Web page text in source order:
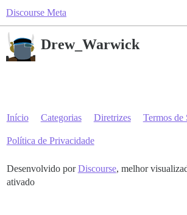
Discourse Meta
Drew_Warwick
Início Categorias Diretrizes Termos de
Política de Privacidade
Desenvolvido porDiscourse, melhor
ativado